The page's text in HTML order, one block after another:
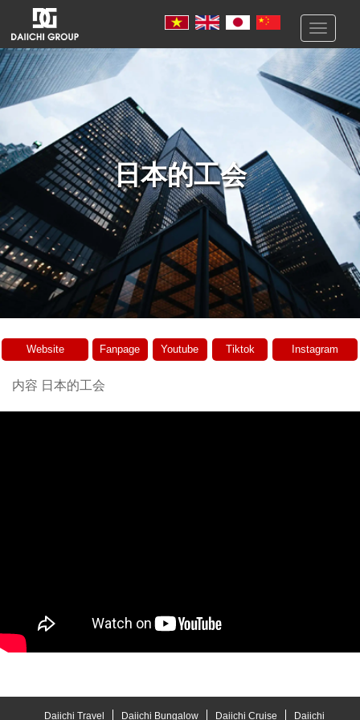
Toggle
日本的工会
Website Fanpage Youtube Tiktok Instagram
内容 日本的工会
Daiichi Travel Daiichi Bungalow Daiichi Cruise Daiichi